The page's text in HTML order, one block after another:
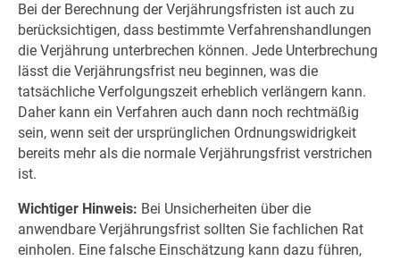
Bei der Berechnung der Verjährungsfristen ist auch zu
berücksichtigen, dass bestimmte Verfahrenshandlungen
die Verjährung unterbrechen können. Jede Unterbrechung
lässt die Verjährungsfrist neu beginnen, was die
tatsächliche Verfolgungszeit erheblich verlängern kann.
Daher kann ein Verfahren auch dann noch rechtmäßig
sein, wenn seit der ursprünglichen Ordnungswidrigkeit
bereits mehr als die normale Verjährungsfrist verstrichen
ist.
Wichtiger Hinweis: Bei Unsicherheiten über die
anwendbare Verjährungsfrist sollten Sie fachlichen Rat
einholen. Eine falsche Einschätzung kann dazu führen,